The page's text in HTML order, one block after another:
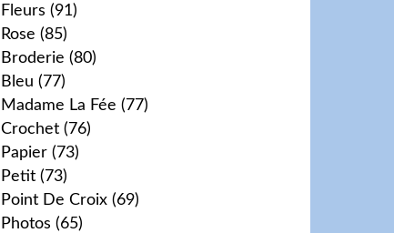
Fleurs (91)
Rose (85)
Broderie (80)
Bleu (77)
Madame La Fée (77)
Crochet (76)
Papier (73)
Petit (73)
Point De Croix (69)
Photos (65)